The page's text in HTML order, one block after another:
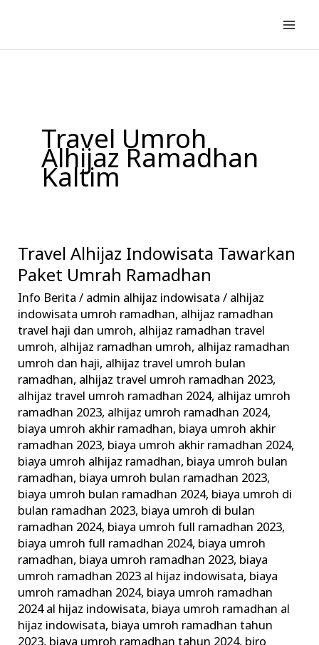
konten
Travel Umroh
Alhijaz Ramadhan
Kaltim
Travel Alhijaz Indowisata Tawarkan
Paket Umrah Ramadhan
Info Berita / admin alhijaz indowisata/ alhijaz
indowisata umroh ramadhan, alhijaz ramadhan
travel haji dan umroh, alhijaz ramadhan travel
umroh, alhijaz ramadhan umroh, alhijaz ramadhan
umroh dan haji, alhijaz travel umroh bulan
ramadhan, alhijaz travel umroh ramadhan 2023,
alhijaz travel umroh ramadhan 2024, alhijaz umroh
ramadhan 2023, alhijaz umroh ramadhan 2024,
biaya umroh akhir ramadhan, biaya umroh akhir
ramadhan 2023, biaya umroh akhir ramadhan 2024,
biaya umroh alhijaz ramadhan, biaya umroh bulan
ramadhan, biaya umroh bulan ramadhan 2023,
biaya umroh bulan ramadhan 2024, biaya umroh di
bulan ramadhan 2023, biaya umroh di bulan
ramadhan 2024, biaya umroh full ramadhan 2023,
biaya umroh full ramadhan 2024, biaya umroh
ramadhan, biaya umroh ramadhan 2023, biaya
umroh ramadhan 2023 al hijaz indowisata, biaya
umroh ramadhan 2024, biaya umroh ramadhan
2024 al hijaz indowisata, biaya umroh ramadhan al
hijaz indowisata, biaya umroh ramadhan tahun
Travel
Alhijaz
Indowisata
Tawarkan
Paket
Umrah
Ramadhan